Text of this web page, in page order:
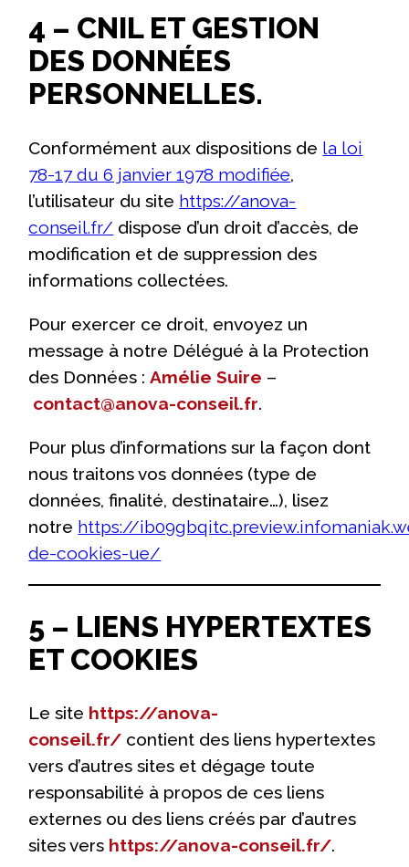
4 – CNIL ET GESTION
DES DONNÉES
PERSONNELLES.
Conformément aux dispositions de la loi
78-17 du 6 janvier 1978 modifiée,
l’utilisateur du site https://anova-
conseil.fr/ dispose d’un droit d’accès, de
modification et de suppression des
informations collectées.
Pour exercer ce droit, envoyez un
message à notre Délégué à la Protection
des Données :Amélie Suire –
contact@anova-conseil.fr.
Pour plus d’informations sur la façon dont
nous traitons vos données (type de
données, finalité, destinataire…), lisez
notre https://
de-cookies-ue/
5 – LIENS HYPERTEXTES
ET COOKIES
Le site https://anova-
conseil.fr/ contient des liens hypertextes
vers d’autres sites et dégage toute
responsabilité à propos de ces liens
externes ou des liens créés par d’autres
sites vers https://anova-conseil.fr/.